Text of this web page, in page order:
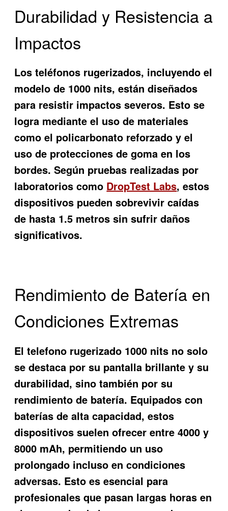
Durabilidad y Resistencia a
Impactos
Los teléfonos rugerizados, incluyendo el
modelo de 1000 nits, están diseñados
para resistir impactos severos. Esto se
logra mediante el uso de materiales
como el policarbonato reforzado y el
uso de protecciones de goma en los
bordes. Según pruebas realizadas por
laboratorios como DropTest Labs, estos
dispositivos pueden sobrevivir caídas
de hasta 1.5 metros sin sufrir daños
significativos.
Rendimiento de Batería en
Condiciones Extremas
Eltelefono rugerizado 1000 nits no solo
se destaca por su pantalla brillante y su
durabilidad, sino también por su
rendimiento de batería. Equipados con
baterías de alta capacidad, estos
dispositivos suelen ofrecer entre 4000 y
8000 mAh, permitiendo un uso
prolongado incluso en condiciones
adversas. Esto es esencial para
profesionales que pasan largas horas en